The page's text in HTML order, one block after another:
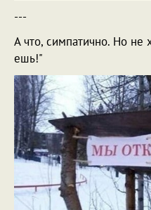
---
А что, симпатично. Но не
ешь!"